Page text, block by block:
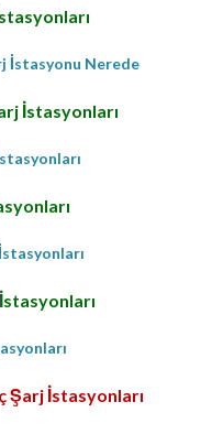
İstasyonu Nerede
İstasyonları
Şarj İstasyonları